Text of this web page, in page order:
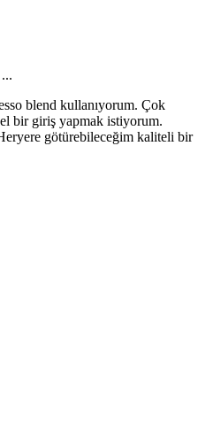
blend kullanıyorum. Çok
bir giriş yapmak istiyorum.
götürebileceğim kaliteli bir